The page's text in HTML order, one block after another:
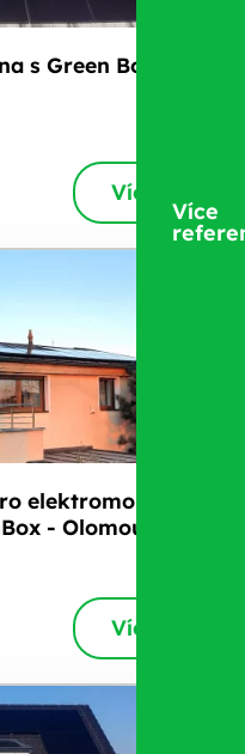
s Green Box
Více
elektromobil a
- Olomouc
Více
Více